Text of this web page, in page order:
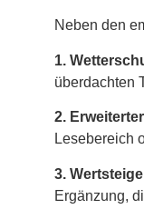
Neben den
1.
überdachten
2.
Lesebereich
3.
Ergänzung,